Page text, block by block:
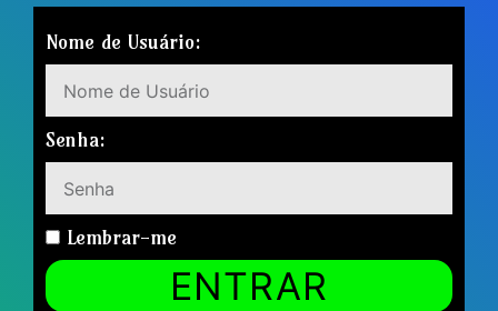
Nome de Usuário:
Senha:
Lembrar-me
ENTRAR